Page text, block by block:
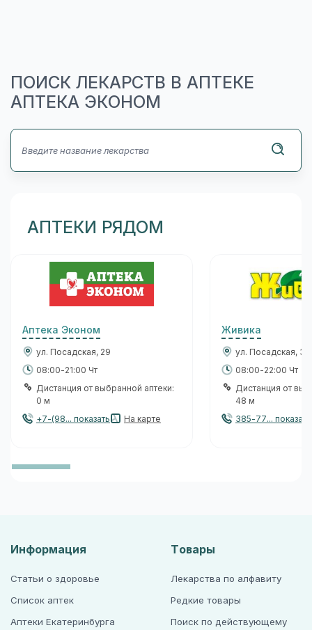
ПОИСК ЛЕКАРСТВ В АПТЕКЕ
АПТЕКА ЭКОНОМ
АПТЕКИ РЯДОМ
Аптека Эконом
ул. Посадская, 29
08:00-21:00 Чт
Дистанция от выбранной аптеки:
0 м
+7-(98... показать
На карте
Живика
ул. Посадская, 31
08:00-22:00 Чт
Дистанция от
48 м
385-77... показать
Информация
Статьи о здоровье
Список аптек
Аптеки Екатеринбурга
Товары
Лекарства по алфавиту
Редкие товары
Поиск по действующему